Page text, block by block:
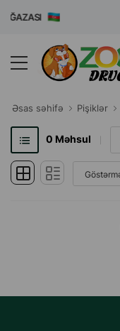
Əsas səhifə Pişiklər
0 Məhsul